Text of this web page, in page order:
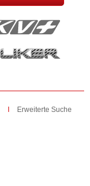
Erweiterte Suche